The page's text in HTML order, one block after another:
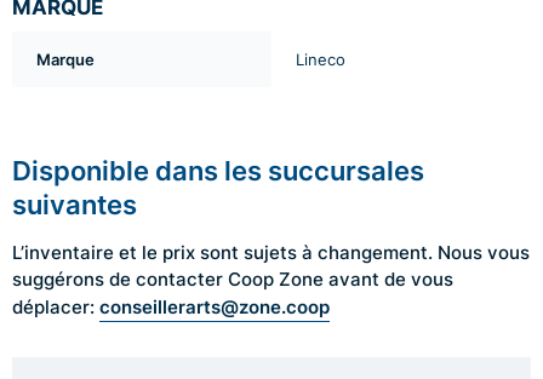
MARQUE
Marque Lineco
Disponible dans les succursales
suivantes
L’inventaire et le prix sont sujets à changement. Nous vous
suggérons de contacter Coop Zone avant de vous
déplacer: conseillerarts@zone.coop